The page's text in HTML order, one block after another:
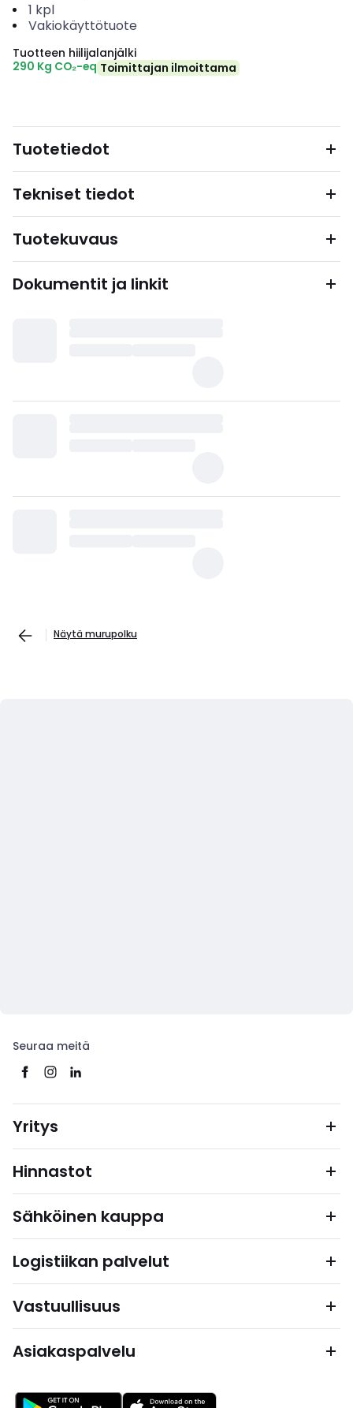
1 kpl
Vakiokäyttötuote
Tuotteen hiilijalanjälki
290 Kg CO₂-eq Toimittajan ilmoittama
Tuotetiedot
Tekniset tiedot
Tuotekuvaus
Dokumentit ja linkit
Näytä murupolku
Seuraa meitä
Yritys
Hinnastot
Sähköinen kauppa
Logistiikan palvelut
Vastuullisuus
Asiakaspalvelu